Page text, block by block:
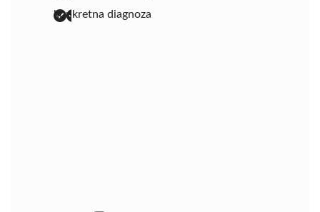
konkretna diagnoza